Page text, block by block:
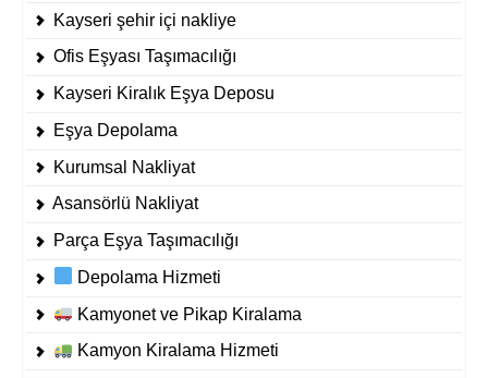
Kayseri şehir içi nakliye
Ofis Eşyası Taşımacılığı
Kayseri Kiralık Eşya Deposu
Eşya Depolama
Kurumsal Nakliyat
Asansörlü Nakliyat
Parça Eşya Taşımacılığı
Depolama Hizmeti
Kamyonet ve Pikap Kiralama
Kamyon Kiralama Hizmeti